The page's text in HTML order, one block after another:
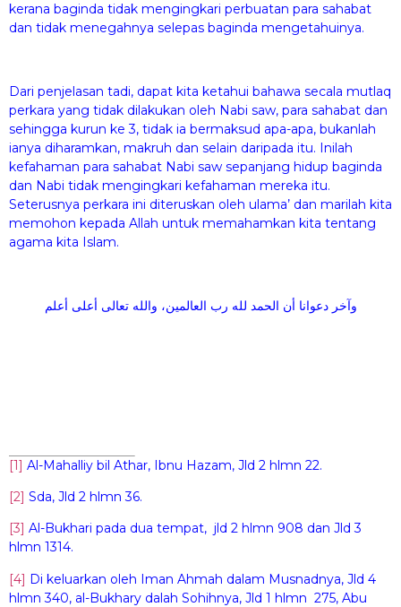
kerana baginda tidak mengingkari perbuatan para sahabat
dan tidak menegahnya selepas baginda mengetahuinya.
Dari penjelasan tadi, dapat kita ketahui bahawa secala mutlaq
perkara yang tidak dilakukan oleh Nabi saw, para sahabat dan
sehingga kurun ke 3, tidak ia bermaksud apa-apa, bukanlah
ianya diharamkan, makruh dan selain daripada itu. Inilah
kefahaman para sahabat Nabi saw sepanjang hidup baginda
dan Nabi tidak mengingkari kefahaman mereka itu.
Seterusnya perkara ini diteruskan oleh ulama’ dan marilah kita
memohon kepada Allah untuk memahamkan kita tentang
agama kita Islam.
وآخر دعوانا أن الحمد لله رب العالمين، والله تعالى أعلى أعلم
[1] Al-Mahalliy bil Athar, Ibnu Hazam, Jld 2 hlmn 22.
[2] Sda, Jld 2 hlmn 36.
[3] Al-Bukhari pada dua tempat, jld 2 hlmn 908 dan Jld 3
hlmn 1314.
[4] Di keluarkan oleh Iman Ahmah dalam Musnadnya, Jld 4
hlmn 340, al-Bukhary dalah Sohihnya, Jld 1 hlmn 275, Abu